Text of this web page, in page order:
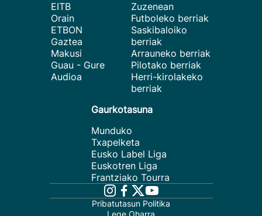
EITB
Orain
ETBON
Gaztea
Makusi
Guau - Gure
Audioa
Zuzenean
Futboleko berriak
Saskibaloiko
berriak
Arrauneko berriak
Pilotako berriak
Herri-kirolakeko
berriak
Gaurkotasuna
Munduko
Txapelketa
Eusko Label Liga
Euskotren Liga
Frantziako Tourra
Pribatutasun Politika
Lege Oharra